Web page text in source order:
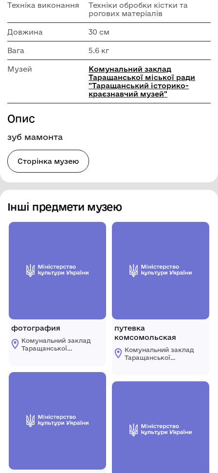
Техніка виконання
Техніки обробки кістки та
рогових матеріалів
Довжина 30 см
Вага 5.6 кг
Музей
Комунальний заклад
Таращанської міської ради
"Таращанський історико-
краєзнавчий музей"
Опис
зуб мамонта
Сторінка музею
Інші предмети музею
фотография
Комунальний заклад
Таращанської
історико-
путевка
комсомольская
Комунальний заклад
Таращанської
історико-